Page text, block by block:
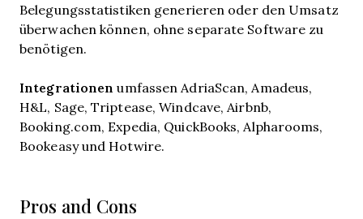
Belegungsstatistiken generieren oder den Umsatz
überwachen können, ohne separate Software zu
benötigen.
Integrationen umfassen AdriaScan, Amadeus,
H&L, Sage, Triptease, Windcave, Airbnb,
Booking.com, Expedia, QuickBooks, Alpharooms,
Bookeasy und Hotwire.
Pros and Cons